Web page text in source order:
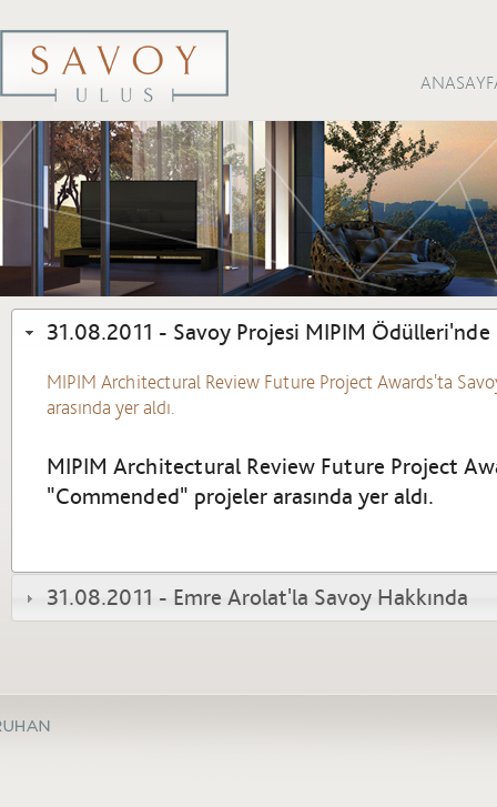
31.08.2011 - Savoy Projesi MIPIM Ödülleri'nde
MIPIM Architectural Review Future Project Awards'ta
arasında yer aldı.
MIPIM Architectural Review Future Project
"Commended" projeler arasında yer aldı.
31.08.2011 - Emre Arolat'la Savoy Hakkında